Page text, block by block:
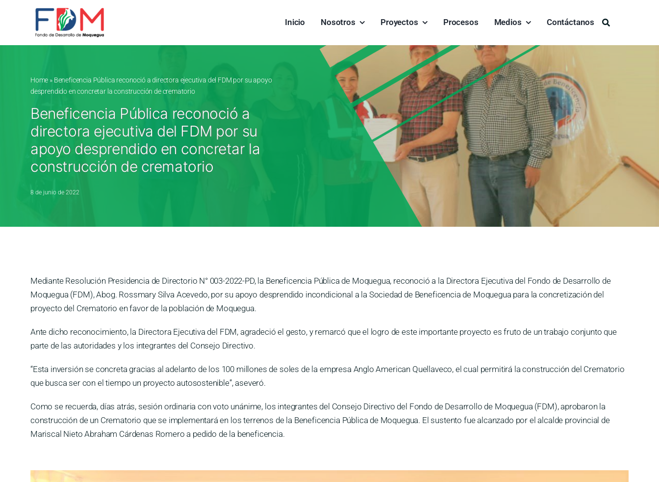
Skip to content
Inicio
Nosotros Proyectos Procesos Medios Contáctanos
Buscar:
Home » Beneficencia Pública reconoció a directora ejecutiva del FDM por su apoyo
desprendido en concretar la construcción de crematorio
Beneficencia Pública reconoció a
directora ejecutiva del FDM por su
apoyo desprendido en concretar la
construcción de crematorio
8 de junio de 2022
Mediante Resolución Presidencia de Directorio N° 003-2022-PD, la Beneficencia Pública de Moquegua, reconoció a la Directora Ejecutiva del Fondo de Desarrollo de
Moquegua (FDM), Abog. Rossmary Silva Acevedo, por su apoyo desprendido incondicional a la Sociedad de Beneficencia de Moquegua para la concretización del
proyecto del Crematorio en favor de la población de Moquegua.
Ante dicho reconocimiento, la Directora Ejecutiva del FDM, agradeció el gesto, y remarcó que el logro de este importante proyecto es fruto de un trabajo conjunto que
parte de las autoridades y los integrantes del Consejo Directivo.
“Esta inversión se concreta gracias al adelanto de los 100 millones de soles de la empresa Anglo American Quellaveco, el cual permitirá la construcción del Crematorio
que busca ser con el tiempo un proyecto autosostenible”, aseveró.
Como se recuerda, días atrás, sesión ordinaria con voto unánime, los integrantes del Consejo Directivo del Fondo de Desarrollo de Moquegua (FDM), aprobaron la
construcción de un Crematorio que se implementará en los terrenos de la Beneficencia Pública de Moquegua. El sustento fue alcanzado por el alcalde provincial de
Mariscal Nieto Abraham Cárdenas Romero a pedido de la beneficencia.